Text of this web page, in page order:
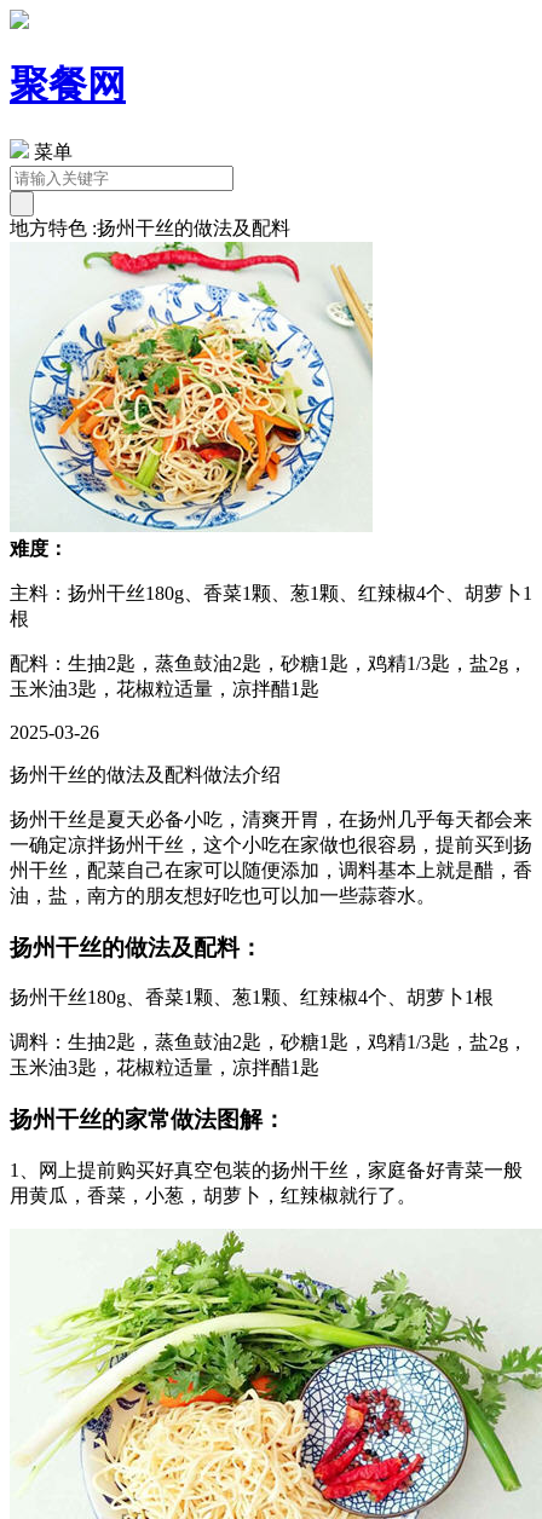
聚餐网
菜单
地方特色 :扬州干丝的做法及配料
难度：
主料：扬州干丝180g、香菜1颗、葱1颗、红辣椒4个、胡萝卜1
根
配料：生抽2匙，蒸鱼鼓油2匙，砂糖1匙，鸡精1/3匙，盐2g，
玉米油3匙，花椒粒适量，凉拌醋1匙
2025-03-26
扬州干丝的做法及配料做法介绍
扬州干丝是夏天必备小吃，清爽开胃，在扬州几乎每天都会来
一确定凉拌扬州干丝，这个小吃在家做也很容易，提前买到扬
州干丝，配菜自己在家可以随便添加，调料基本上就是醋，香
油，盐，南方的朋友想好吃也可以加一些蒜蓉水。
扬州干丝的做法及配料：
扬州干丝180g、香菜1颗、葱1颗、红辣椒4个、胡萝卜1根
调料：生抽2匙，蒸鱼鼓油2匙，砂糖1匙，鸡精1/3匙，盐2g，
玉米油3匙，花椒粒适量，凉拌醋1匙
扬州干丝的家常做法图解：
1、网上提前购买好真空包装的扬州干丝，家庭备好青菜一般
用黄瓜，香菜，小葱，胡萝卜，红辣椒就行了。